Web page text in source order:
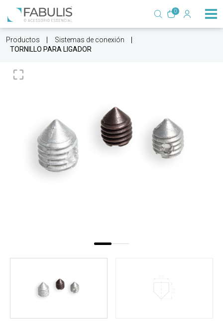
0
Productos
Sistemas de conexión
TORNILLO PARA LIGADOR